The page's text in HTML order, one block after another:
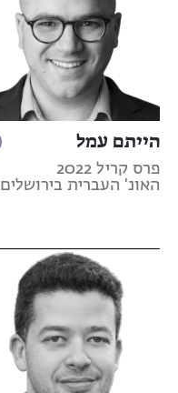
הייתם עמל
פרס קריל 2022
האונ' העברית בירושלים